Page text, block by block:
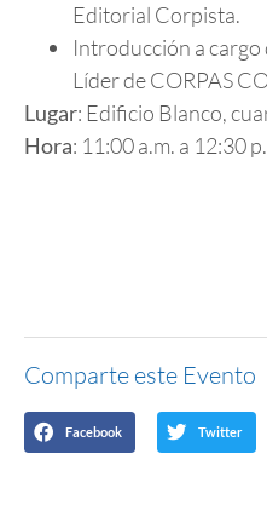
Editorial Corpista.
Introducción a cargo
Líder de CORPAS
Lugar: Edificio Blanco,
Hora: 11:00 a.m. a 12:30
Comparte este Evento
Facebook Twitter